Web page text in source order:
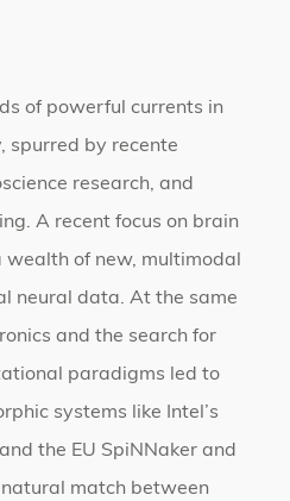
of powerful currents in
spurred by recente
research, and
A recent focus on brain
of new, multimodal
neural data. At the same
and the search for
paradigms led to
systems like Intel’s
the EU SpiNNaker and
match between